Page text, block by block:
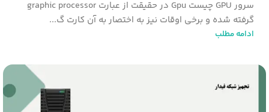
گرفته شده و برخی ‏اوقات نیز به اختصار به آن کارت گ...
ادامه مطلب